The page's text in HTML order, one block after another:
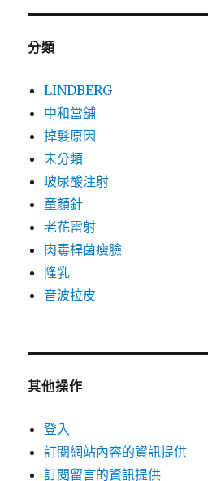
分類
LINDBERG
中和當舖
掉髮原因
未分類
玻尿酸注射
童顏針
老花雷射
肉毒桿菌瘦臉
隆乳
音波拉皮
其他操作
登入
訂閱網站內容的資訊提供
訂閱留言的資訊提供